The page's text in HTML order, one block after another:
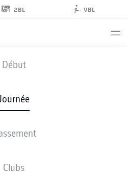
2BL VBL
Début
Clubs
- RBL
STATISTIQUES